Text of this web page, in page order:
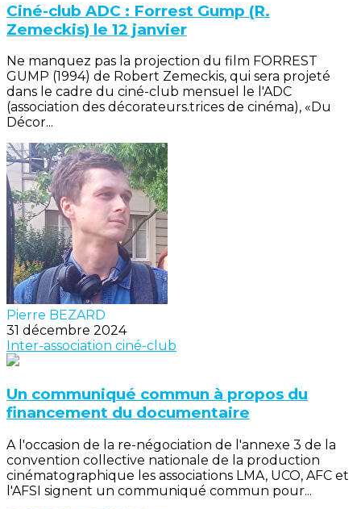
Ciné-club ADC : Forrest Gump (R.
Zemeckis) le 12 janvier
Ne manquez pas la projection du film FORREST
GUMP (1994) de Robert Zemeckis, qui sera projeté
dans le cadre du ciné-club mensuel le l'ADC
(association des décorateurs.trices de cinéma), «Du
Décor...
Pierre BEZARD
31 décembre 2024
Inter-association ciné-club
Un communiqué commun à propos du
financement du documentaire
A l'occasion de la re-négociation de l'annexe 3 de la
convention collective nationale de la production
cinématographique les associations LMA, UCO, AFC et
l'AFSI signent un communiqué commun pour...